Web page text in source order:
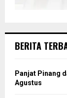
BERITA
Panjat Pinang
Agustus